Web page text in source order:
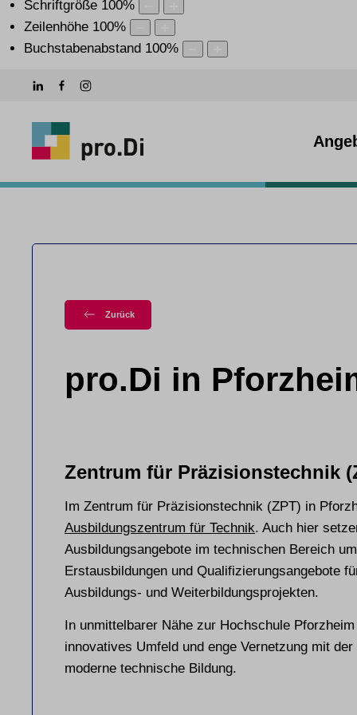
Schriftgröße 100%
Zeilenhöhe 100%
Buchstabenabstand 100%
Zurück
pro.Di in
Zentrum für Präzisionstechnik
Im Zentrum für Präzisionstechnik (ZPT) in
Ausbildungszentrum für Technik. Auch hier
Ausbildungsangebote im technischen Bereich
Erstausbildungen und Qualifizierungsangebote
Ausbildungs- und Weiterbildungsprojekten.
In unmittelbarer Nähe zur Hochschule
innovatives Umfeld und enge Vernetzung mit
moderne technische Bildung.